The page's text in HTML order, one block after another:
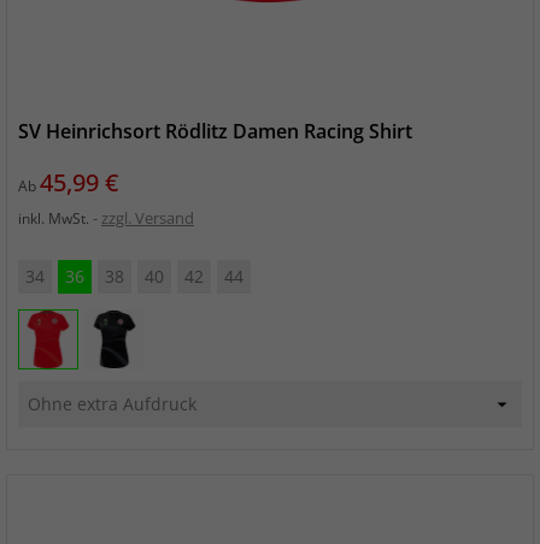
SV Heinrichsort Rödlitz Damen Racing Shirt
AbPreis
45,99 €
inkl. MwSt. zzgl. Versand
34 36 38 40 42 44